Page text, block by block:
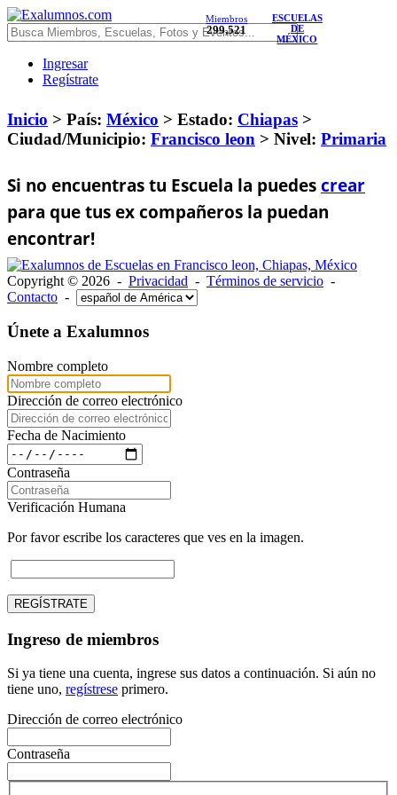
Miembros
299,521
ESCUELAS
DE
MÉXICO
Ingresar
Regístrate
Inicio > País: México > Estado: Chiapas >
Ciudad/Municipio: Francisco leon > Nivel: Primaria
Si no encuentras tu Escuela la puedescrear
para que tus ex compañeros la puedan
encontrar!
Copyright © 2026 - Privacidad - Términos de servicio -
Contacto -
Únete a Exalumnos
Nombre completo
Dirección de correo electrónico
Fecha de Nacimiento
Contraseña
Verificación Humana
Por favor escribe los caracteres que ves en la imagen.
REGÍSTRATE
Ingreso de miembros
Si ya tiene una cuenta, ingrese sus datos a continuación. Si aún no
tiene uno, regístrese primero.
Dirección de correo electrónico
Contraseña